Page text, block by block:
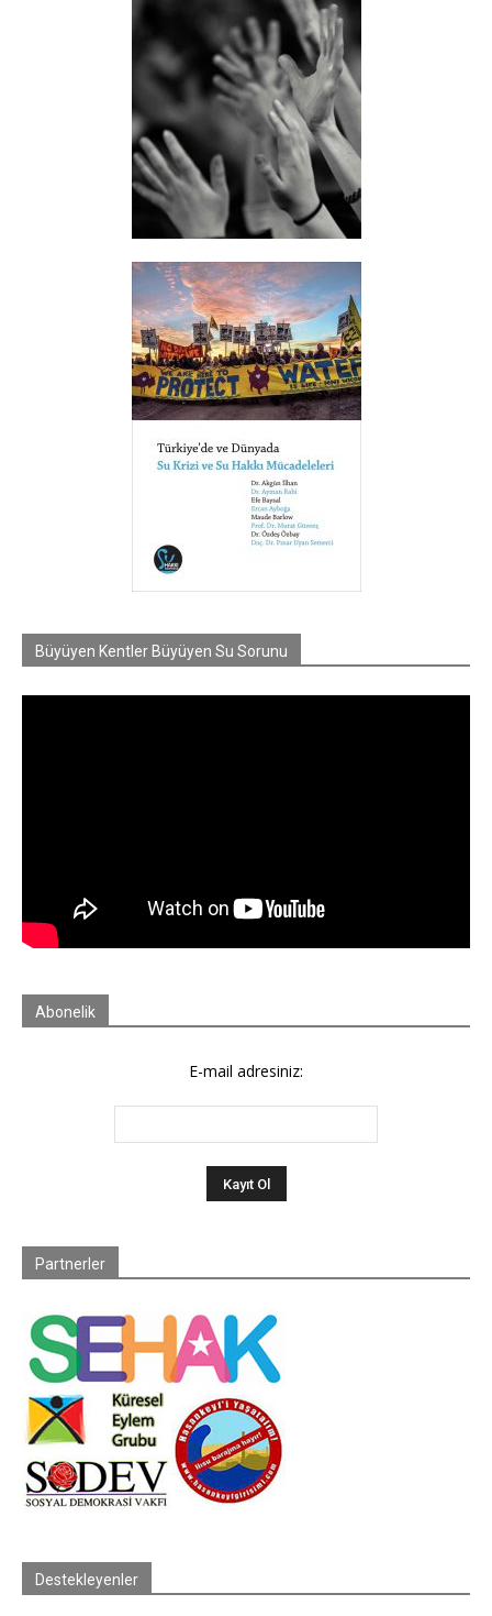
Büyüyen Kentler Büyüyen Su Sorunu
Abonelik
E-mail adresiniz:
Partnerler
Destekleyenler